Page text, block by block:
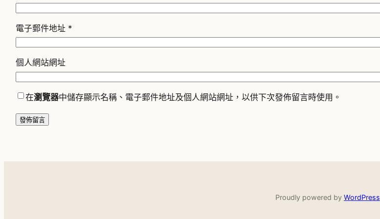
電子郵件地址 *
個人網站網址
在瀏覽器中儲存顯示名稱、電子郵件地址及個人網站網址，以供下次發佈留言時使用。
Proudly powered by WordPress